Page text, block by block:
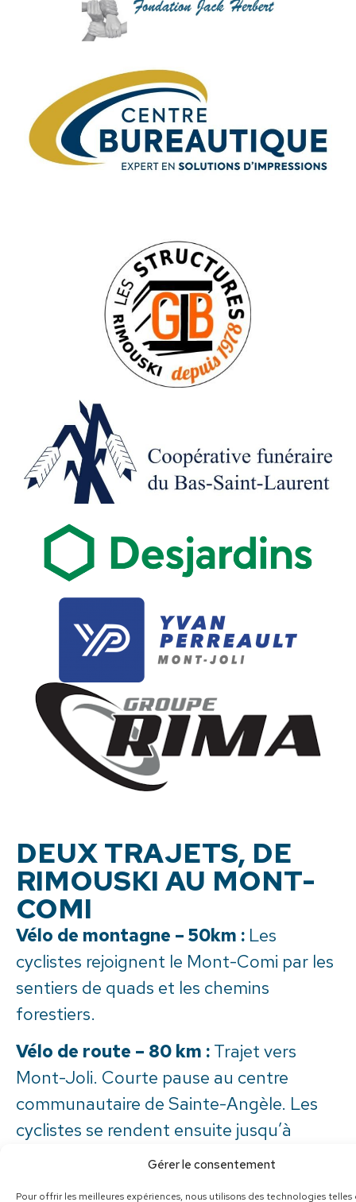
Gérer le consentement
Pour offrir les meilleures expériences, nous utilisons des technologies telles
DEUX TRAJETS, DE
RIMOUSKI AU MONT-
COMI
Vélo de montagne – 50km : Les
cyclistes rejoignent le Mont-Comi par les
sentiers de quads et les chemins
forestiers.
Vélo de route – 80 km : Trajet vers
Mont-Joli. Courte pause au centre
communautaire de Sainte-Angèle. Les
cyclistes se rendent ensuite jusqu’à
Saint-Donat, puis entament le parcours